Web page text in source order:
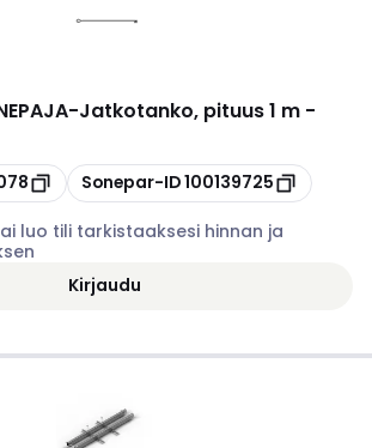
-Jatkotanko, pituus 1 m -
Kopioi
Sonepar-ID100139725
luo tili tarkistaaksesi hinnan ja
Kirjaudu